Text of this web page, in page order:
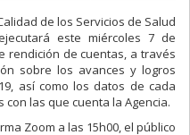
de los Servicios de Salud
este miércoles 7 de
rendición de cuentas, a través
sobre los avances y logros
así como los datos de cada
las que cuenta la Agencia.
Zoom a las 15h00, el público